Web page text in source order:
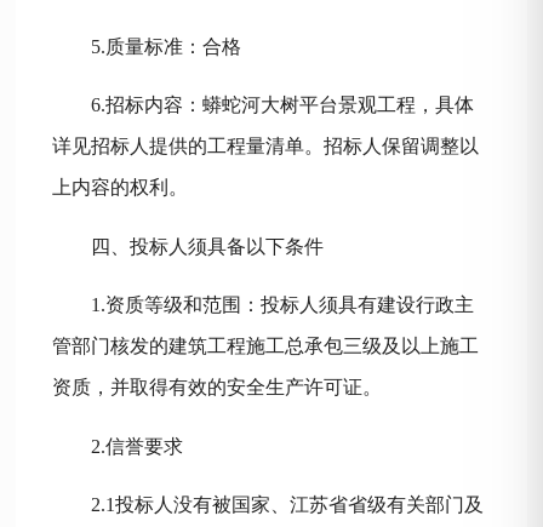
5.质量标准：合格
6.招标内容：蟒蛇河大树平台景观工程 ，具体
详见招标人提供的工程量清单。招标人保留调整以
上内容的权利。
四、投标人须具备以下条件
1.资质等级和范围：投标人须具有建设行政主
管部门核发的建筑工程施工总承包三级及以上施工
资质，并取得有效的安全生产许可证。
2.信誉要求
2.1投标人没有被国家、江苏省省级有关部门及